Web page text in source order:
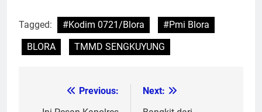
Tagged: #Kodim 0721/Blora
#Pmi Blora
BLORA
TMMD SENGKUYUNG
Previous:
Next: